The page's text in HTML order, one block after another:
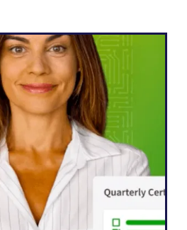
워드프레스
사이트를 5개 언어로 빠르
습니다. 그 어느 때보다 콘
를 열망하는 전 세계 시청자
도가 크게 향상되었습니다."